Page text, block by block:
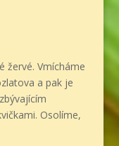
žervé. Vmícháme
a pak je
Osolíme,